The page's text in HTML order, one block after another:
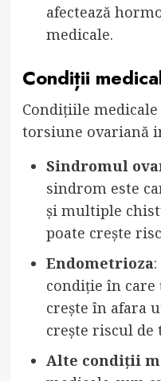
afectează
medicale.
Condiții
Condițiile
torsiune ovariană
Sindromul
sindrom este
și multiple
poate crește
Endometrioza:
condiție în
crește în afara
crește riscul de
Alte condiții